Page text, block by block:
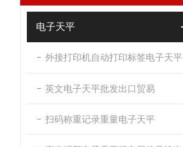
电子天平
外接打印机自动打印标签电子天平
英文电子天平批发出口贸易
扫码称重记录重量电子天平